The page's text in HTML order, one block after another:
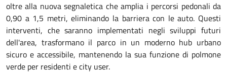
oltre alla nuova segnaletica che amplia i percorsi pedonali da
0,90 a 1,5 metri, eliminando la barriera con le auto. Questi
interventi, che saranno implementati negli sviluppi futuri
dell'area, trasformano il parco in un moderno hub urbano
sicuro e accessibile, mantenendo la sua funzione di polmone
verde per residenti e city user.